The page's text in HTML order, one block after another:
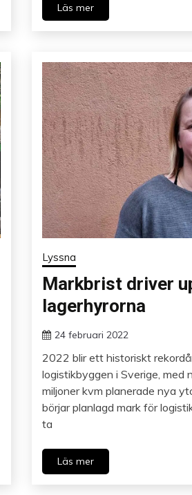
Läs mer
Lyssna
Markbrist driver
lagerhyrorna
24 februari 2022
2022 blir ett historiskt
logistikbyggen i Sverige, med
miljoner kvm planerade nya
börjar planlagd mark för
ta
Läs mer